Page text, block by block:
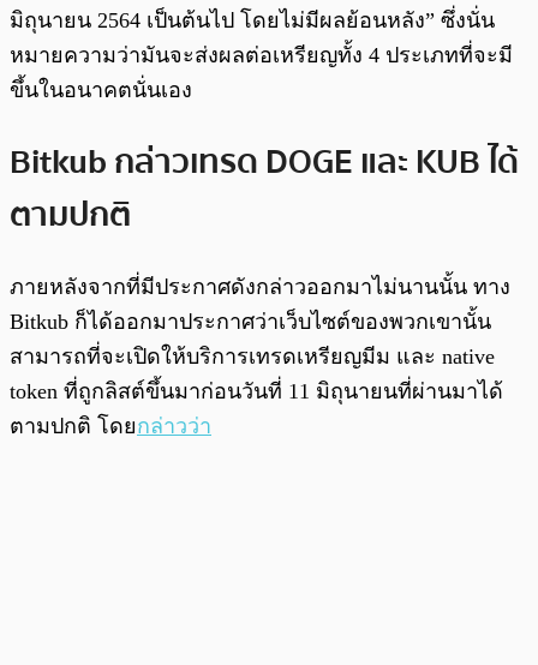
มิถุนายน 2564 เป็นต้นไป โดยไม่มีผลย้อนหลัง” ซึ่งนั่น
หมายความว่ามันจะส่งผลต่อเหรียญทั้ง 4 ประเภทที่จะมี
ขึ้นในอนาคตนั่นเอง
Bitkub กล่าวเทรด DOGE และ KUB ได้
ตามปกติ
ภายหลังจากที่มีประกาศดังกล่าวออกมาไม่นานนั้น ทาง
Bitkub ก็ได้ออกมาประกาศว่าเว็บไซต์ของพวกเขานั้น
สามารถที่จะเปิดให้บริการเทรดเหรียญมีม และ native
token ที่ถูกลิสต์ขึ้นมาก่อนวันที่ 11 มิถุนายนที่ผ่านมาได้
ตามปกติ โดยกล่าวว่า